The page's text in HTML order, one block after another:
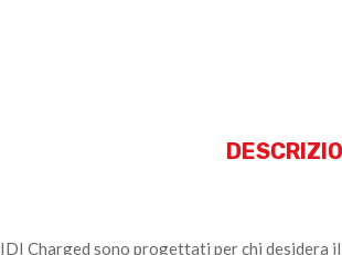
Charged sono progettati per chi